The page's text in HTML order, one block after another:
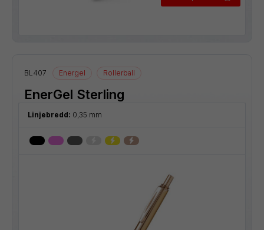
BL407 Energel Rollerball
EnerGel Sterling
Linjebredd: 0,35 mm